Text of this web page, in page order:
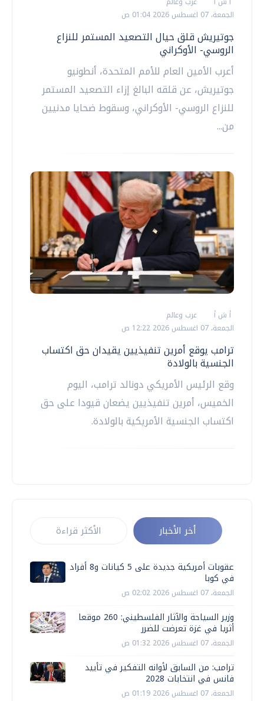
الجمعة، 07 اغسطس 2026 01:04 ص
جوتيريش قلق حيال التصعيد المستمر للنزاع
الروسي- الأوكراني
أعرب الأمين العام للأمم المتحدة، أنطونيو
جوتيريش، عن قلقه البالغ إزاء التصعيد المستمر
للنزاع الروسي- الأوكراني، وسقوط ضحايا مدنيين
من...
أ ش أ
عرب وعالم
الجمعة، 07 اغسطس 2026 12:22 ص
ترامب يوقع أمرين تنفيذيين يقيدان حق اكتساب
الجنسية بالولادة
وقع الرئيس الأمريكي دونالد ترامب، اليوم
الخميس، أمرين تنفيذيين يضعان قيودا على حق
اكتساب الجنسية الأمريكية بالولادة.
أخر الأخبار الأكثر قراءة
عقوبات أمريكية جديدة على 5 كيانات و8 أفراد
في كوبا
الجمعة، 07 اغسطس 2026 02:02 ص
وزير السياحة والآثار الفلسطيني: 260 موقعا
أثريا في غزة تعرضت للضرر
الجمعة، 07 اغسطس 2026 01:32 ص
ترامب: من السابق لأوانه التفكير في تأييد
فانس في انتخابات 2028
الجمعة، 07 اغسطس 2026 01:19 ص